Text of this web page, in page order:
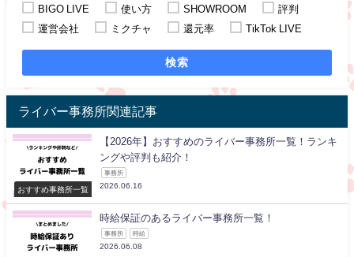
BIGO LIVE
使い方 SHOWROOM
評判
運営会社
ミクチャ 還元率 TikTok LIVE
検索
ライバー事務所関連記事
おすすめ事務所一覧
【2026年】おすすめのライバー事務所一覧！ランキ
ングや評判も紹介！
事務所
2026.06.16
時給保証のあるライバー事務所一覧！
事務所 時給
2026.06.08